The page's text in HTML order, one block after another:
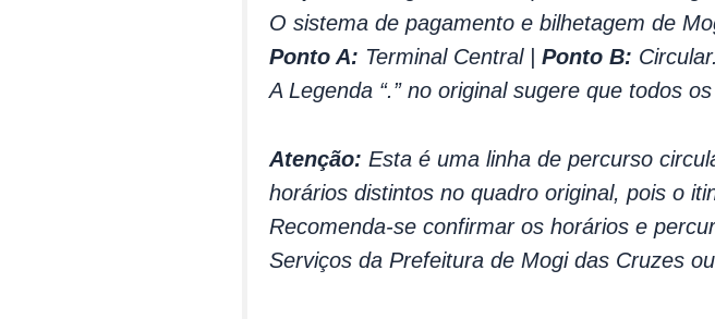
O sistema de pagamento e bilhetagem de
Ponto A: Terminal Central | Ponto B: Circular.
A Legenda “.” no original sugere que todos
Atenção: Esta é uma linha de percurso
horários distintos no quadro original, pois o
Recomenda-se confirmar os horários e
Serviços da Prefeitura de Mogi das Cruzes